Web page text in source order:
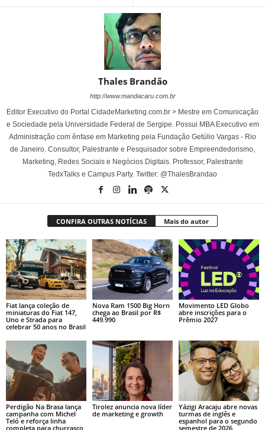
Thales Brandão
http://www.mandacaru.com.br
Editor Executivo do Portal CidadeMarketing.com.br > Mestre em Comunicação
e Sociedade pela Universidade Federal de Sergipe. Possui MBA Executivo em
Administração com ênfase em Marketing pela Fundação Getúlio Vargas - Rio
de Janeiro. Consultor, Palestrante e Pesquisador sobre Empreendedorismo,
Marketing, Redes Sociais e Negócios Digitais. Professor, Palestrante
TedxTalks e Campus Party. Twitter: @ThalesBrandao
CONFIRA OUTRAS NOTÍCIAS Mais do autor
Fiat lança coleção de
miniaturas do Fiat 147,
Uno e Strada para
celebrar 50 anos no Brasil
Nova Ram 1500 Big Horn
chega ao Brasil por R$
449.990
Movimento LED Globo
abre inscrições para o
Prêmio 2027
Perdigão Na Brasa lança
campanha com Michel
Teló e reforça linha
completa para churrasco
Tirolez anuncia nova líder
de marketing e growth
Yázigi Aracaju abre novas
turmas de inglês e
espanhol para o segundo
semestre de 2026